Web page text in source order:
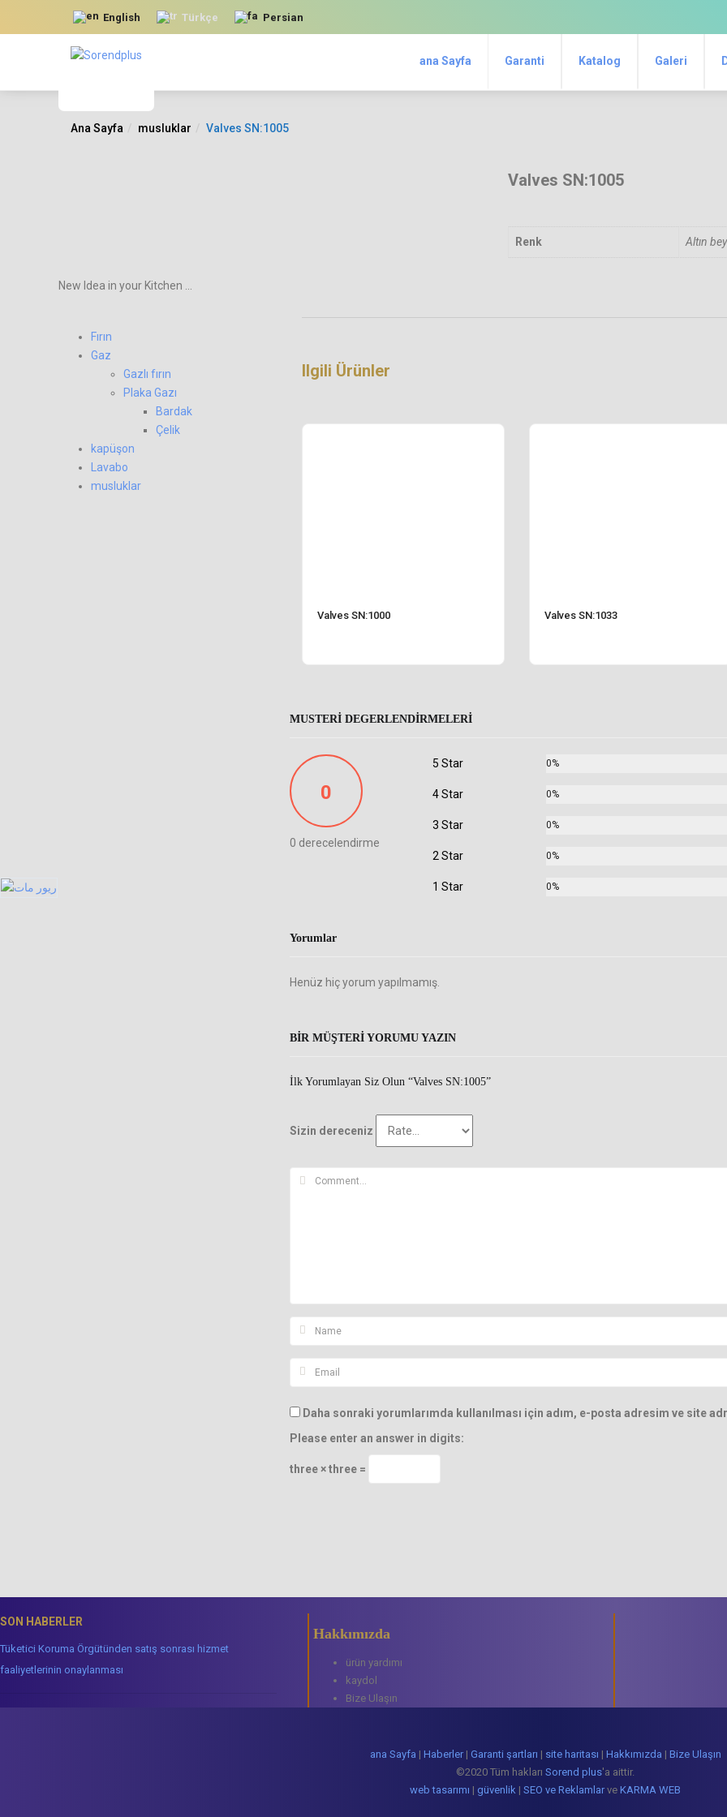
English Türkçe Persian
ana Sayfa Garanti Katalog Galeri
Ana Sayfa musluklar Valves SN:1005
Valves SN:1005
Renk Altın
Ilgili Ürünler
Valves SN:1000 Valves SN:1033
MUSTERI DEGERLENDIRMELERI
0
0 derecelendirme
5 Star 0%
4 Star 0%
3 Star 0%
2 Star 0%
1 Star 0%
Yorumlar
Henüz hiç yorum yapılmamış.
BIR MÜŞTERI YORUMU YAZIN
İlk Yorumlayan Siz Olun “Valves SN:1005”
Sizin dereceniz
Daha sonraki yorumlarımda kullanılması için adım, e-posta adresim ve site
Please enter an answer in digits:
three × three =
New Idea in your Kitchen ...
Fırın
Gaz
Gazlı fırın
Plaka Gazı
Bardak
Çelik
kapüşon
Lavabo
musluklar
SON HABERLER
Tüketici Koruma Örgütünden satış sonrası hizmet
faaliyetlerinin onaylanması
Hakkımızda
ürün yardımı
kaydol
Bize Ulaşın
ana Sayfa | Haberler| Garanti şartları | site haritası | Hakkımızda | Bize Ulaşın
©2020 Tüm hakları Sorend plus'a aittir.
web tasarımı | güvenlik | SEO ve Reklamlar ve KARMA WEB